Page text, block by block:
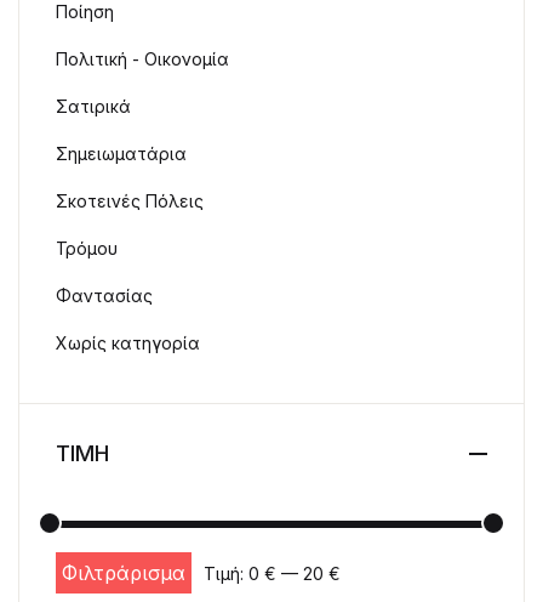
Ποίηση
Πολιτική - Οικονομία
Σατιρικά
Σημειωματάρια
Σκοτεινές Πόλεις
Τρόμου
Φαντασίας
Χωρίς κατηγορία
ΤΙΜΗ
Ελάχιστη τιμή
Μέγιστη τιμή
Φιλτράρισμα Τιμή: 0 € — 20 €